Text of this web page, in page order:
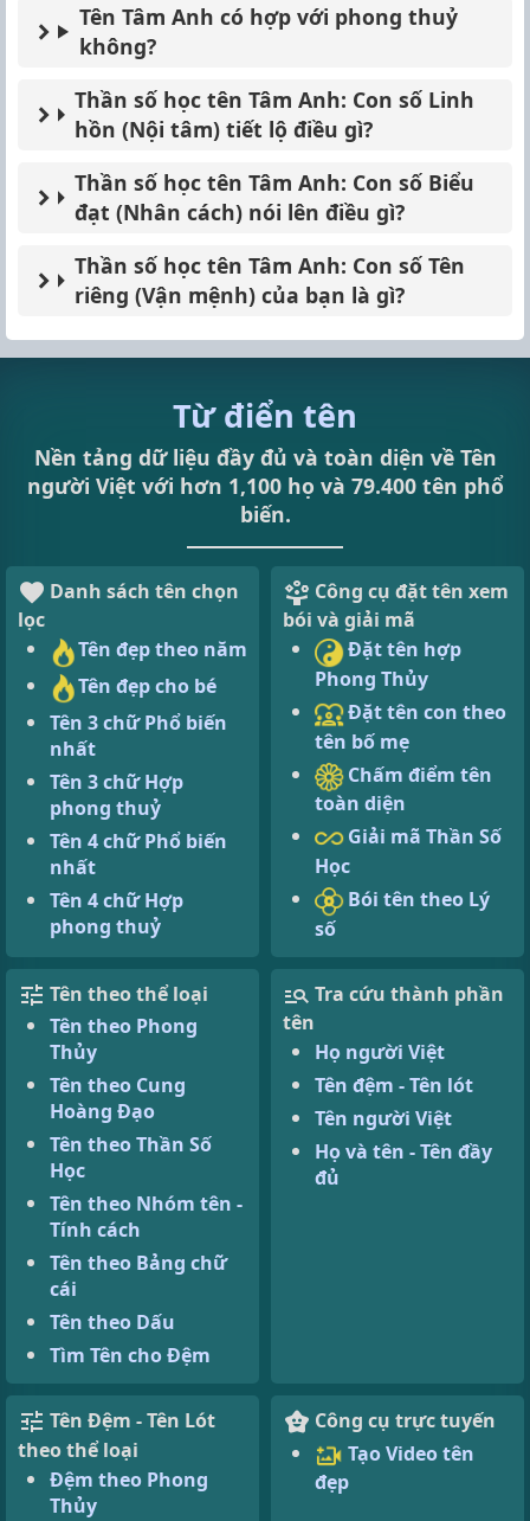
Tên Tâm Anh có hợp với phong thuỷ
không?
Thần số học tên Tâm Anh: Con số Linh
hồn (Nội tâm) tiết lộ điều gì?
Thần số học tên Tâm Anh: Con số Biểu
đạt (Nhân cách) nói lên điều gì?
Thần số học tên Tâm Anh: Con số Tên
riêng (Vận mệnh) của bạn là gì?
Từ điển tên
Nền tảng dữ liệu đầy đủ và toàn diện về Tên
người Việt với hơn 1,100 họ và 79.400 tên phổ
biến.
Danh sách tên chọn
lọc
Tên đẹp theo năm
Tên đẹp cho bé
Tên 3 chữ Phổ biến
nhất
Tên 3 chữ Hợp
phong thuỷ
Tên 4 chữ Phổ biến
nhất
Tên 4 chữ Hợp
phong thuỷ
Công cụ đặt tên xem
bói và giải mã
Đặt tên hợp
Phong Thủy
Đặt tên con theo
tên bố mẹ
Chấm điểm tên
toàn diện
Giải mã Thần Số
Học
Bói tên theo Lý
số
Tên theo thể loại
Tên theo Phong
Thủy
Tên theo Cung
Hoàng Đạo
Tên theo Thần Số
Học
Tên theo Nhóm tên -
Tính cách
Tên theo Bảng chữ
cái
Tên theo Dấu
Tìm Tên cho Đệm
Tra cứu thành phần
tên
Họ người Việt
Tên đệm - Tên lót
Tên người Việt
Họ và tên - Tên đầy
đủ
Tên Đệm - Tên Lót
theo thể loại
Đệm theo Phong
Thủy
Công cụ trực tuyến
Tạo Video tên
đẹp